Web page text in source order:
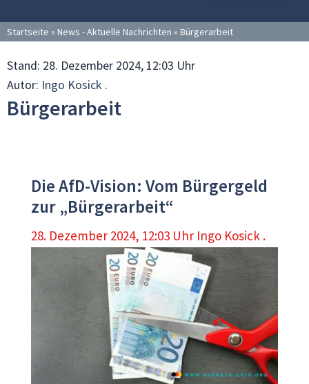
Startseite » News - Aktuelle Nachrichten » Bürgerarbeit
Stand: 28. Dezember 2024, 12:03 Uhr
Autor: Ingo Kosick .
Bürgerarbeit
Die AfD-Vision: Vom Bürgergeld
zur „Bürgerarbeit“
28. Dezember 2024, 12:03 Uhr Ingo Kosick .